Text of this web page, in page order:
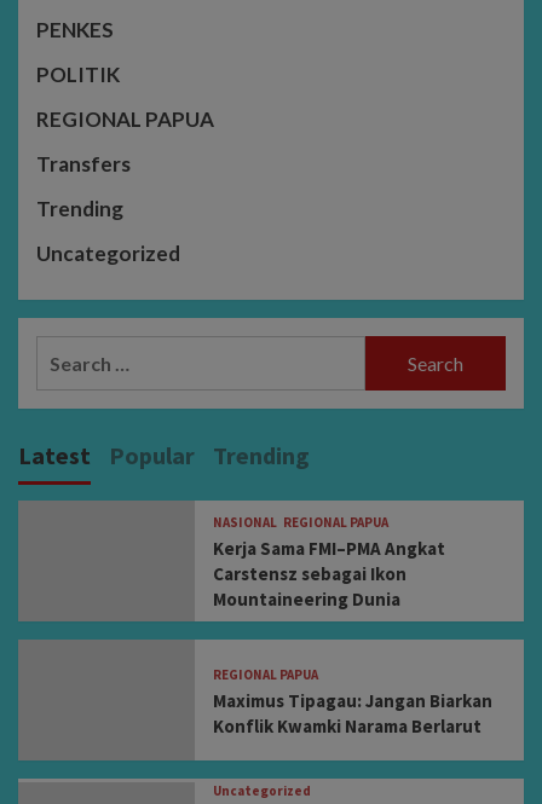
PENKES
POLITIK
REGIONAL PAPUA
Transfers
Trending
Uncategorized
Latest Popular Trending
NASIONAL REGIONAL PAPUA
Kerja Sama FMI–PMA Angkat
Carstensz sebagai Ikon
Mountaineering Dunia
REGIONAL PAPUA
Maximus Tipagau: Jangan Biarkan
Konflik Kwamki Narama Berlarut
Uncategorized